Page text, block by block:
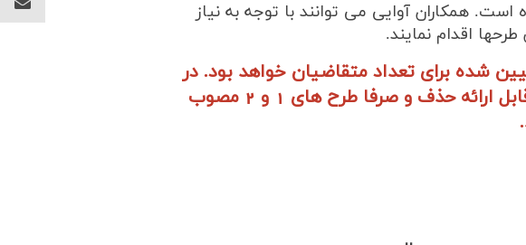
همکاران آوایی می توانند با توجه به نیاز
اقدام نمایند.
شده برای تعداد متقاضیان خواهد بود. در
صورت عدم تحقق حد نصاب مذکور، طرح سوم از فهرست طرح های قابل ارائه حذف و صرفا طرح های 1 و 2 مصوب